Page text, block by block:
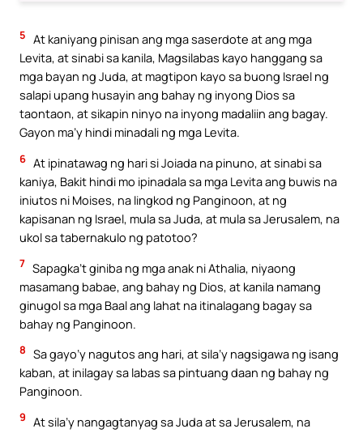
5 At kaniyang pinisan ang mga saserdote at ang mga
Levita, at sinabi sa kanila, Magsilabas kayo hanggang sa
mga bayan ng Juda, at magtipon kayo sa buong Israel ng
salapi upang husayin ang bahay ng inyong Dios sa
taontaon, at sikapin ninyo na inyong madaliin ang bagay.
Gayon ma’y hindi minadali ng mga Levita.
6 At ipinatawag ng hari si Joiada na pinuno, at sinabi sa
kaniya, Bakit hindi mo ipinadala sa mga Levita ang buwis na
iniutos ni Moises, na lingkod ng Panginoon, at ng
kapisanan ng Israel, mula sa Juda, at mula sa Jerusalem, na
ukol sa tabernakulo ng patotoo?
7 Sapagka’t giniba ng mga anak ni Athalia, niyaong
masamang babae, ang bahay ng Dios, at kanila namang
ginugol sa mga Baal ang lahat na itinalagang bagay sa
bahay ng Panginoon.
8 Sa gayo’y nagutos ang hari, at sila’y nagsigawa ng isang
kaban, at inilagay sa labas sa pintuang daan ng bahay ng
Panginoon.
9 At sila’y nangagtanyag sa Juda at sa Jerusalem, na